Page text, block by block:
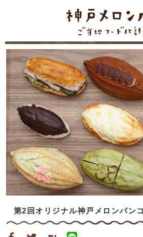
第2回オリジナル神戸メロンパン